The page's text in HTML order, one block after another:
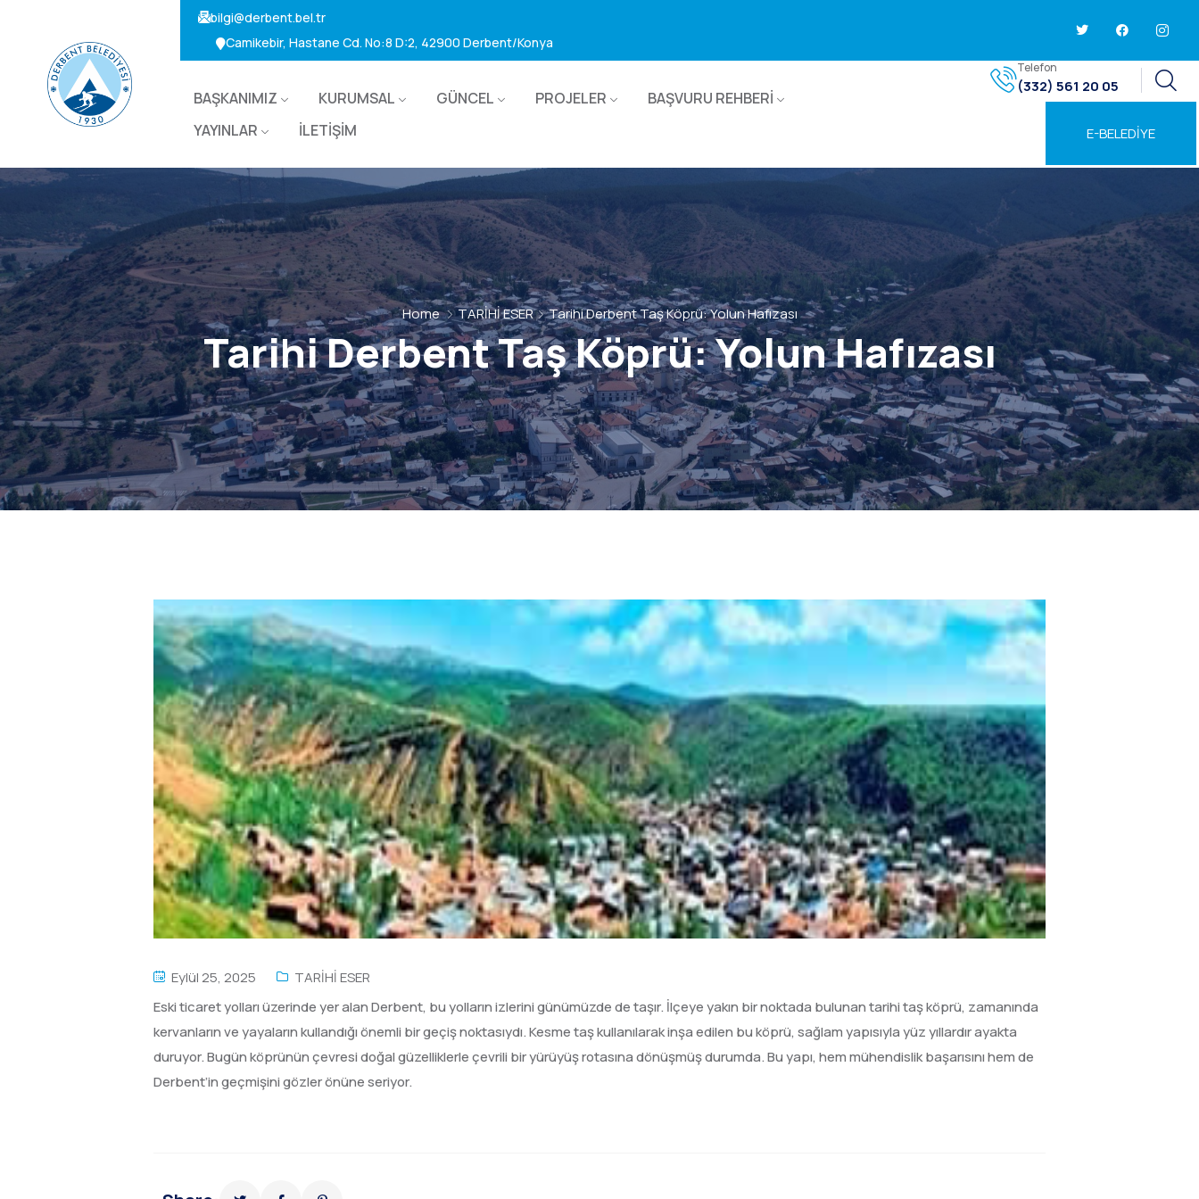
bilgi@derbent.bel.tr
Camikebir, Hastane Cd. No:8 D:2, 42900 Derbent/Konya
BAŞKANIMIZ KURUMSAL GÜNCEL PROJELER
BAŞVURU REHBERİ
YAYINLAR
İLETİŞİM
Telefon
(332) 561 20 05
E-BELEDİYE
Home TARİHİ ESER Tarihi Derbent Taş Köprü: Yolun Hafızası
Tarihi Derbent Taş Köprü: Yolun Hafızası
Eylül 25, 2025
TARİHİ ESER
Eski ticaret yolları üzerinde yer alan Derbent, bu yolların izlerini günümüzde de taşır. İlçeye yakın bir noktada bulunan tarihi taş köprü, zamanında
kervanların ve yayaların kullandığı önemli bir geçiş noktasıydı. Kesme taş kullanılarak inşa edilen bu köprü, sağlam yapısıyla yüz yıllardır ayakta
duruyor. Bugün köprünün çevresi doğal güzelliklerle çevrili bir yürüyüş rotasına dönüşmüş durumda. Bu yapı, hem mühendislik başarısını hem de
Derbent’in geçmişini gözler önüne seriyor.